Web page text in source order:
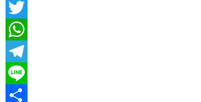
Facebook
Twitter
WhatsApp
Telegram
Line